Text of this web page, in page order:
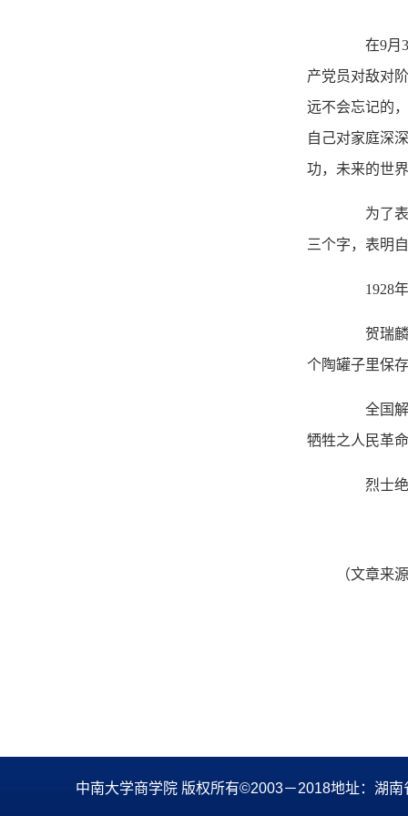
在9月30
产党员对敌对
远不会忘记的
自己对家庭深
功，未来的世
为了表达
三个字，表明
1928年
贺瑞麟牺
个陶罐子里保存
全国解放
牺牲之人民革
烈士绝笔
（文章来
中南大学商学院 版权所有©2003－2018地址：湖